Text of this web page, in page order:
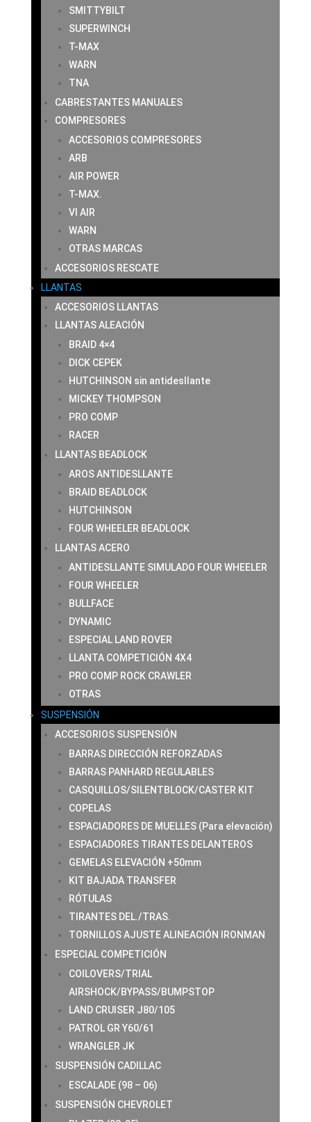
SMITTYBILT
SUPERWINCH
T-MAX
WARN
TNA
CABRESTANTES MANUALES
COMPRESORES
ACCESORIOS COMPRESORES
ARB
AIR POWER
T-MAX.
VI AIR
WARN
OTRAS MARCAS
ACCESORIOS RESCATE
LLANTAS
ACCESORIOS LLANTAS
LLANTAS ALEACIÓN
BRAID 4×4
DICK CEPEK
HUTCHINSON sin antidesllante
MICKEY THOMPSON
PRO COMP
RACER
LLANTAS BEADLOCK
AROS ANTIDESLLANTE
BRAID BEADLOCK
HUTCHINSON
FOUR WHEELER BEADLOCK
LLANTAS ACERO
ANTIDESLLANTE SIMULADO FOUR WHEELER
FOUR WHEELER
BULLFACE
DYNAMIC
ESPECIAL LAND ROVER
LLANTA COMPETICIÓN 4X4
PRO COMP ROCK CRAWLER
OTRAS
SUSPENSIÓN
ACCESORIOS SUSPENSIÓN
BARRAS DIRECCIÓN REFORZADAS
BARRAS PANHARD REGULABLES
CASQUILLOS/SILENTBLOCK/CASTER KIT
COPELAS
ESPACIADORES DE MUELLES (Para elevación)
ESPACIADORES TIRANTES DELANTEROS
GEMELAS ELEVACIÓN +50mm
KIT BAJADA TRANSFER
RÓTULAS
TIRANTES DEL./TRAS.
TORNILLOS AJUSTE ALINEACIÓN IRONMAN
ESPECIAL COMPETICIÓN
COILOVERS/TRIAL
AIRSHOCK/BYPASS/BUMPSTOP
LAND CRUISER J80/105
PATROL GR Y60/61
WRANGLER JK
SUSPENSIÓN CADILLAC
ESCALADE (98 – 06)
SUSPENSIÓN CHEVROLET